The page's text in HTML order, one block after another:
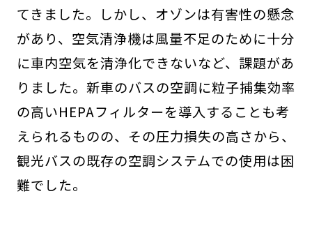
てきました。しかし、オゾンは有害性の懸念
があり、空気清浄機は風量不足のために十分
に車内空気を清浄化できないなど、課題があ
りました。新車のバスの空調に粒子捕集効率
の高いHEPAフィルターを導入することも考
えられるものの、その圧力損失の高さから、
観光バスの既存の空調システムでの使用は困
難でした。